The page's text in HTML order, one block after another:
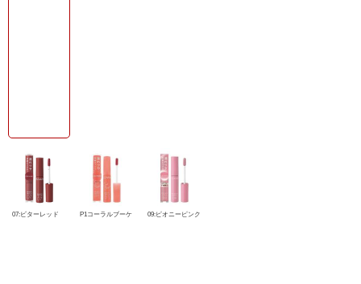
07:ビターレッド P1コーラルブーケ 09:ピオニーピンク